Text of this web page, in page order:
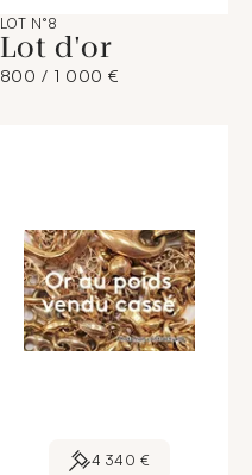
LOT N°8
Lot d'or
800 / 1 000 €
4 340 €